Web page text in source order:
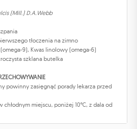
(Mill.) D.A.Webb
tłoczenia na zimno
9), Kwas linolowy (omega-6)
szklana butelka
powinny zasięgnąć porady lekarza przed
miejscu, poniżej 10°C, z dala od